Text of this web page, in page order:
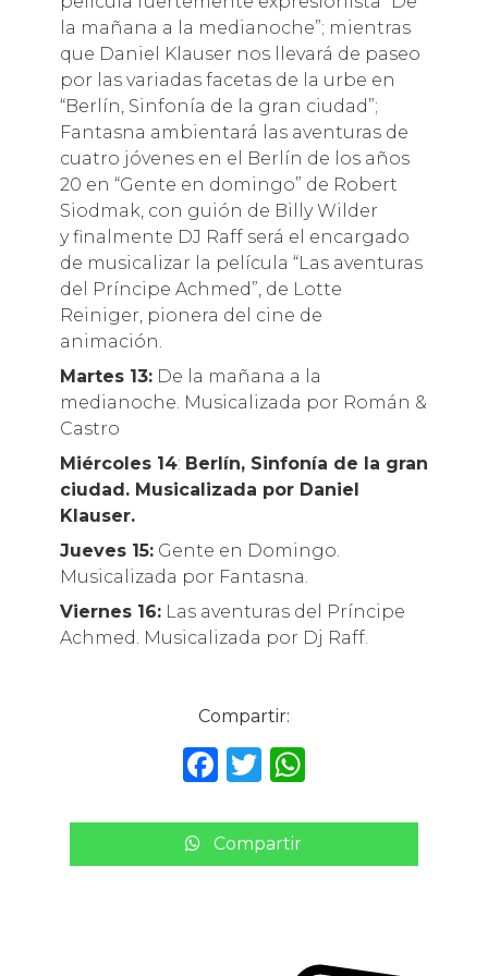
la mañana a la medianoche”; mientras
que Daniel Klauser nos llevará de paseo
por las variadas facetas de la urbe en
“Berlín, Sinfonía de la gran ciudad”;
Fantasna ambientará las aventuras de
cuatro jóvenes en el Berlín de los años
20 en “Gente en domingo” de Robert
Siodmak, con guión de Billy Wilder
y finalmente DJ Raff será el encargado
de musicalizar la película “Las aventuras
del Príncipe Achmed”, de Lotte
Reiniger, pionera del cine de
animación.
Martes 13:De la mañana a la
medianoche. Musicalizada por Román &
Castro
Miércoles 14: Berlín, Sinfonía de la gran
ciudad. Musicalizada por Daniel
Klauser.
Jueves 15:Gente en Domingo.
Musicalizada por Fantasna.
Viernes 16:Las aventuras del Príncipe
Achmed. Musicalizada por Dj Raff.
Compartir:
F
c
e
T
it
te
W
a
ts
Compartir